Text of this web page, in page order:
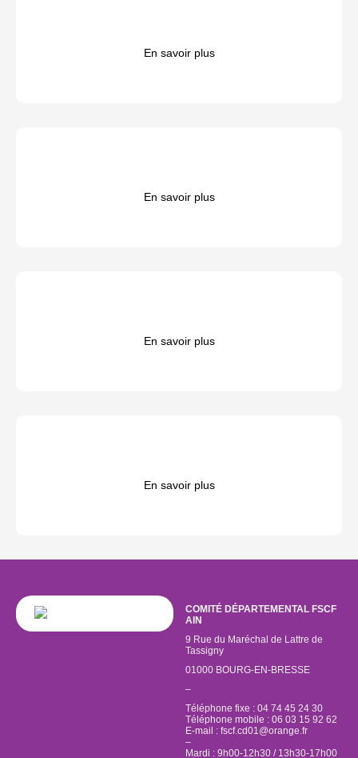
En savoir plus
En savoir plus
En savoir plus
En savoir plus
COMITÉ DÉPARTEMENTAL FSCF
AIN
9 Rue du Maréchal de Lattre de
Tassigny
01000 BOURG-EN-BRESSE
–
Téléphone fixe : 04 74 45 24 30
Téléphone mobile : 06 03 15 92 62
E-mail : fscf.cd01@orange.fr
–
Mardi : 9h00-12h30 / 13h30-17h00